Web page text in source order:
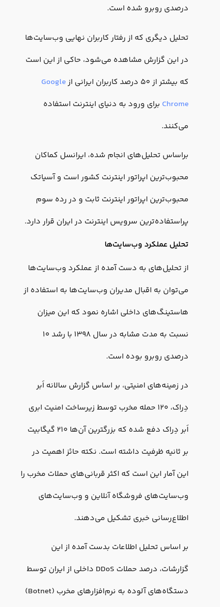
درصدی روبرو شده‌ است.
تحلیل دیگری که از رفتار کاربران نهایی وب‌سایت‌ها
در این گزارش مشاهده می‌شود، حاکی از این است
که بیشتر از ۵۰ درصد کاربران ایرانی از
Google
Chrome برای ورود به دنیای اینترنت استفاده
می‌کنند.
براساس تحلیل‌های انجام شده، ایرانسل کماکان
محبوب‌ترین اپراتور اینترنت کشور است و آسیاتک
محبوب‌ترین اپراتور اینترنت ثابت و در رده سوم
پراستفاده‌ترین سرویس اینترنت در ایران قرار دارد.
تحلیل عملکرد وب‌سایت‌ها
از تحلیل‌های به دست آمده از عملکرد وب‌سایت‌ها
می‌توان به اقبال مدیران وب‌سایت‌ها به استفاده از
هاستینگ‌های داخلی اشاره نمود که این میزان
نسبت به مدت مشابه در سال ۱۳۹۸ با رشد ۱۰
درصدی روبرو بوده است.
در زمینه‌های امنیتی، بر اساس گزارش سالانه اَبر
دِراک، ۱۲۰ حمله مخرب توسط زیرساخت امنیت ابری
اَبر دِراک دفع شده که بزرگترین آن‌ها ۲۱۰ گیگابیت
بر ثانیه ظرفیت داشته است. نکته حائز اهمیت در
این آمار این است که اکثر قربانی‌های حملات مخرب را
وب‌سایت‌های فروشگاه آنلاین و وب‌سایت‌های
اطلاع‌رسانی خبری تشکیل می‌دهند.
بر اساس تحلیل اطلاعات بدست آمده از این
گزارشات، درصد حملات DDoS داخلی از ایران توسط
دستگاه‌های آلوده به نرم‌افزارهای مخرب (Botnet)